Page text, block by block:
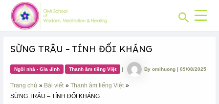
content
Search
SỪNG TRÂU – TÍNH ĐỐI KHÁNG
Ngôi nhà - Gia đình Thanh âm tiếng Việt | Byomihuong|09/08/2025
Trang chủ Bài viết
Thanh âm tiếng Việt
SỪNG TRÂU – TÍNH ĐỐI KHÁNG
Post
navigation
CHUYÊN
MỤC: